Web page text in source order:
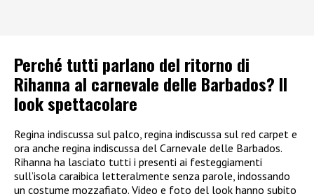
Perché tutti parlano del ritorno di
Rihanna al carnevale delle Barbados? Il
look spettacolare
Regina indiscussa sul palco, regina indiscussa sul red carpet e
ora anche regina indiscussa del Carnevale delle Barbados.
Rihanna ha lasciato tutti i presenti ai festeggiamenti
sull’isola caraibica letteralmente senza parole, indossando
un costume mozzafiato. Video e foto del look hanno subito